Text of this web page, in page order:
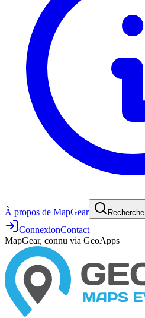
À propos de MapGear Recherche
ConnexionContact
MapGear, connu via GeoApps